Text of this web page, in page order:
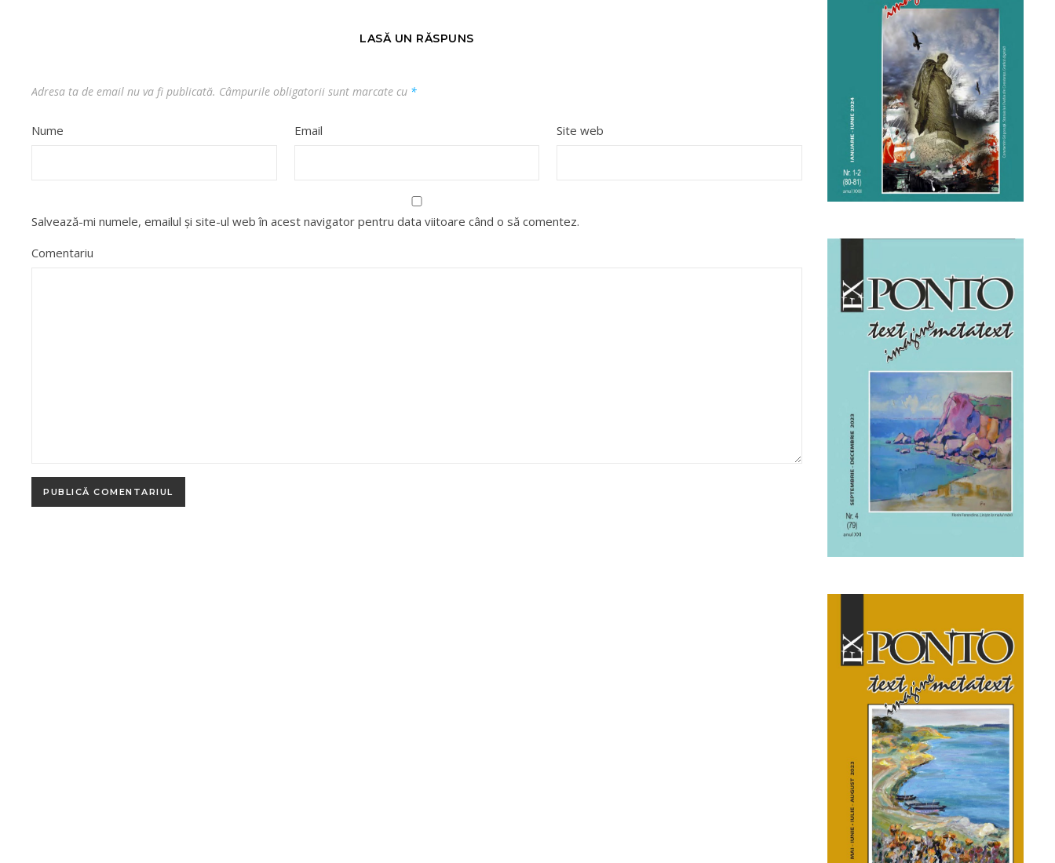
LASĂ UN RĂSPUNS
Adresa ta de email nu va fi publicată. Câmpurile obligatorii sunt marcate cu *
Nume Email Site web
Salvează-mi numele, emailul și site-ul web în acest navigator pentru data viitoare când o să comentez.
Comentariu